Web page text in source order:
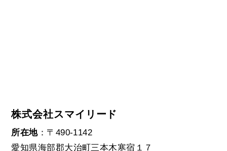
株式会社スマイリード
所在地：〒490-1142
愛知県海部郡大治町三本木寒宿１７